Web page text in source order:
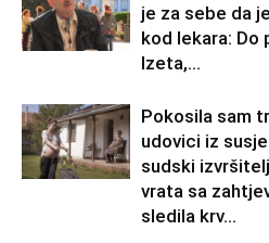
je za sebe da
kod lekara: Do
Izeta,...
Pokosila sam
udovici iz
sudski
vrata sa
sledila krv...